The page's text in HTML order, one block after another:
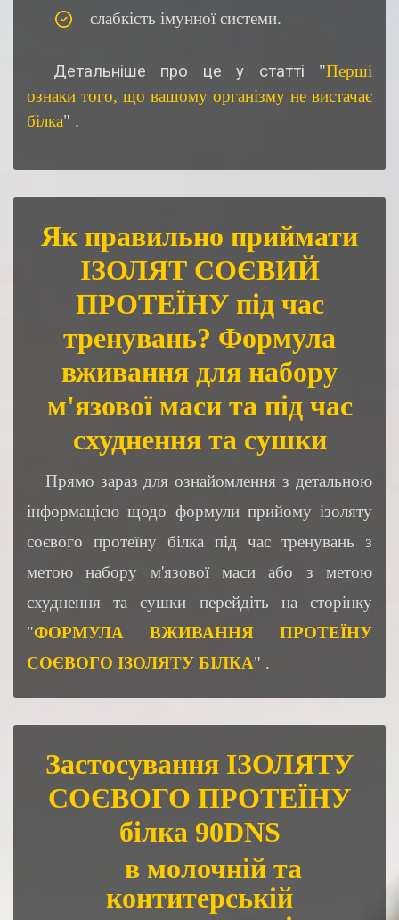
слабкість імунної системи.
Детальніше про це у статті "Перші
ознаки того, що вашому організму не вистачає
білка" .
Як правильно приймати
ІЗОЛЯТ СОЄВИЙ
ПРОТЕЇНУ під час
тренувань? Формула
вживання для набору
м'язової маси та під час
схуднення та сушки
Прямо зараз для ознайомлення з детальною
інформацією щодо формули прийому ізоляту
соєвого протеїну білка під час тренувань з
метою набору м'язової маси або з метою
схуднення та сушки перейдіть на сторінку
"ФОРМУЛА ВЖИВАННЯ ПРОТЕЇНУ
СОЄВОГО ІЗОЛЯТУ БІЛКА" .
Застосування ІЗОЛЯТУ
СОЄВОГО ПРОТЕЇНУ
білка 90DNS
в молочній та
контитерській